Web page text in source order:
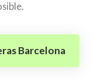
Barcelona